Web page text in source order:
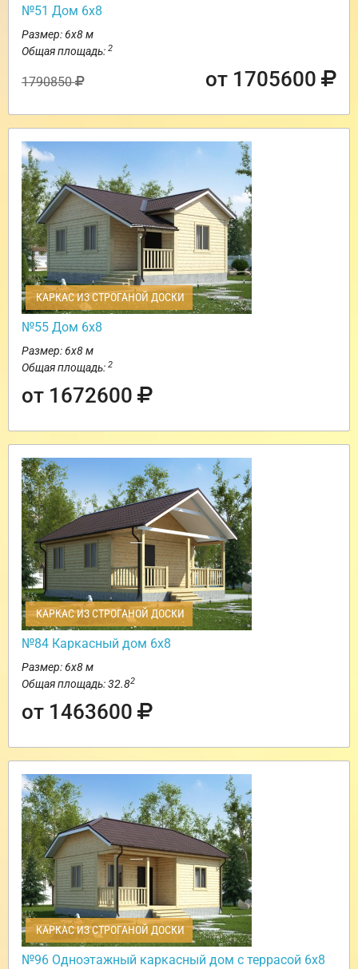
№51 Дом 6х8
Размер: 6х8 м
Общая площадь: 2
1790850 от 1705600
КАРКАС ИЗ СТРОГАНОЙ ДОСКИ
№55 Дом 6х8
Размер: 6х8 м
Общая площадь: 2
от 1672600
КАРКАС ИЗ СТРОГАНОЙ ДОСКИ
№84 Каркасный дом 6х8
Размер: 6х8 м
Общая площадь: 32.82
от 1463600
КАРКАС ИЗ СТРОГАНОЙ ДОСКИ
№96 Одноэтажный каркасный дом с террасой 6х8